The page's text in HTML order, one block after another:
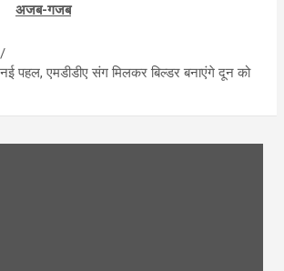
अजब-गजब
नई पहल, एमडीडीए संग मिलकर बिल्डर बनाएंगे दून को